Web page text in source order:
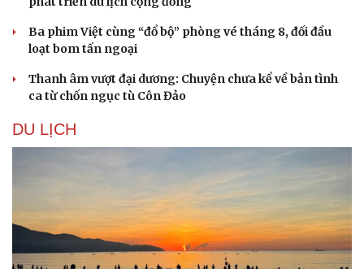
Ba phim Việt cùng “đổ bộ” phòng vé tháng 8, đối đầu
loạt bom tấn ngoại
Thanh âm vượt đại dương: Chuyện chưa kể về bản tình
ca từ chốn ngục tù Côn Đảo
DU LỊCH